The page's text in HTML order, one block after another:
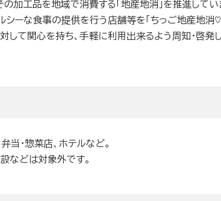
加工品を地域で消費する「地産地消」を推進してい
シーな食事の提供を行う店舗等を「ちっご地産地消
して関心を持ち、手軽に利用出来るよう周知・啓発し
当・惣菜店、ホテルなど。
などは対象外です。